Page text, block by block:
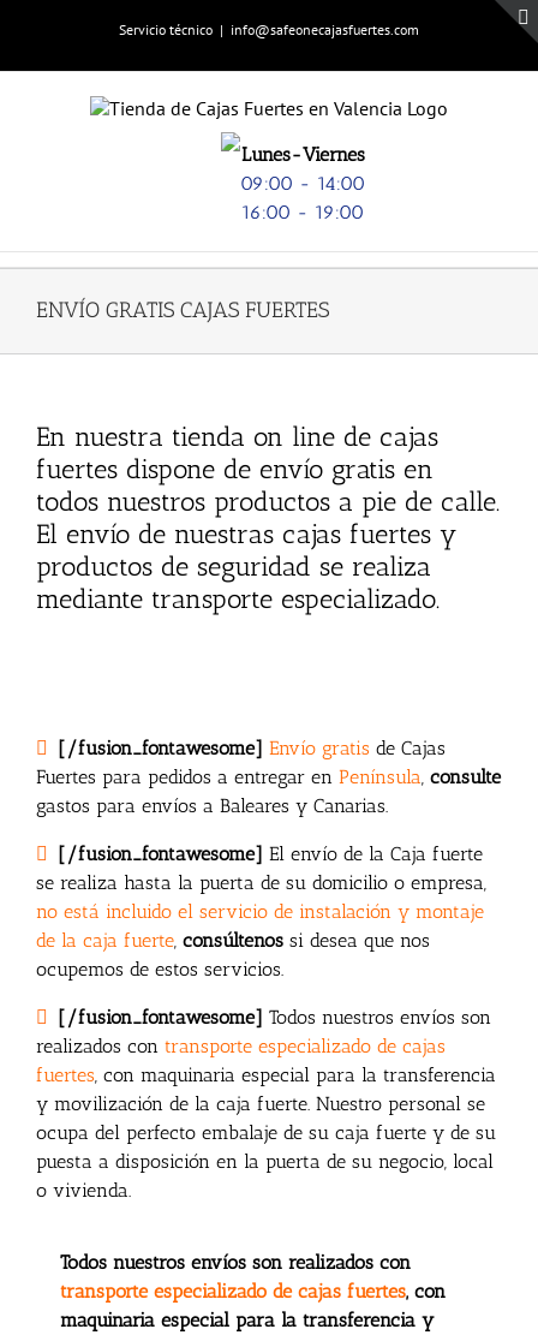
Servicio técnico | info@safeonecajasfuertes.com
Lunes-Viernes
09:00 - 14:00
16:00 - 19:00
ENVÍO GRATIS CAJAS FUERTES
En nuestra tienda on line de cajas
fuertes dispone de envío gratis en
todos nuestros productos a pie de calle.
El envío de nuestras cajas fuertes y
productos de seguridad se realiza
mediante transporte especializado.
[/fusion_fontawesome] Envío gratis de Cajas
Fuertes para pedidos a entregar en Península consulte
gastos para envíos a Baleares y Canarias.
[/fusion_fontawesome] El envío de la Caja fuerte
se realiza hasta la puerta de su domicilio o empresa,
no está incluido el servicio de instalación y montaje
de la caja fuerte consúltenos si desea que nos
ocupemos de estos servicios.
[/fusion_fontawesome] Todos nuestros envíos son
realizados con transporte especializado de cajas
fuertes , con maquinaria especial para la transferencia
y movilización de la caja fuerte. Nuestro personal se
ocupa del perfecto embalaje de su caja fuerte y de su
puesta a disposición en la puerta de su negocio, local
o vivienda.
Todos nuestros envíos son realizados con
transporte especializado de cajas fuertes, con
maquinaria especial para la transferencia y